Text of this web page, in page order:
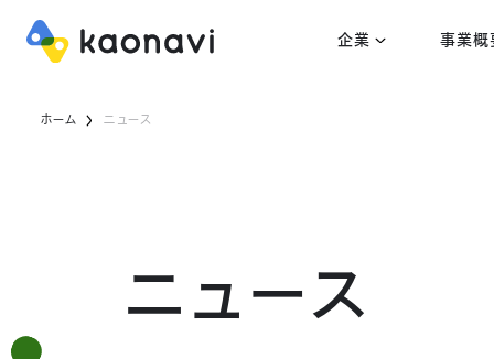
企業 事業概
ホーム ニュース
ニュース